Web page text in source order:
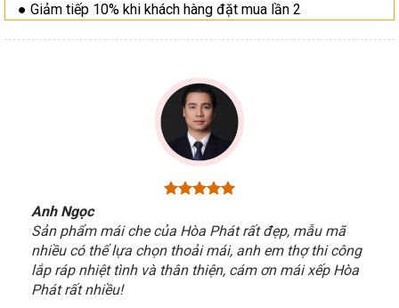
● Giảm tiếp 10% khi khách hàng đặt mua lần 2
Anh Ngọc
Sản phẩm mái che của Hòa Phát rất đẹp, mẫu mã
nhiều có thể lựa chọn thoải mái, anh em thợ thi công
lắp ráp nhiệt tình và thân thiện, cám ơn mái xếp Hòa
Phát rất nhiều!